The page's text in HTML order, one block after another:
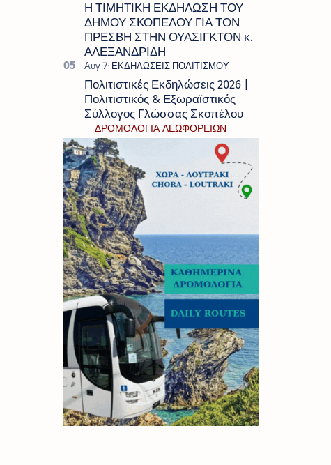
Η ΤΙΜΗΤΙΚΗ ΕΚΔΗΛΩΣΗ ΤΟΥ
ΔΗΜΟΥ ΣΚΟΠΕΛΟΥ ΓΙΑ ΤΟΝ
ΠΡΕΣΒΗ ΣΤΗΝ ΟΥΑΣΙΓΚΤΟΝ κ.
ΑΛΕΞΑΝΔΡΙΔΗ
Πολιτιστικές Εκδηλώσεις 2026 |
Πολιτιστικός & Εξωραϊστικός
Σύλλογος Γλώσσας Σκοπέλου
ΔΡΟΜΟΛΟΓΙΑ ΛΕΩΦΟΡΕΙΩΝ